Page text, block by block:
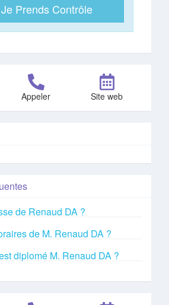
Je Prends Contrôle
Appeler Site web
de Renaud DA ?
de M. Renaud DA ?
diplomé M. Renaud DA ?